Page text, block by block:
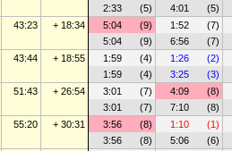
2:33 (5) 4:01 (5)
43:23 + 18:34 5:04 (9) 1:52 (7)
5:04 (9) 6:56 (7)
43:44 + 18:55 1:59 (4) 1:26 (2)
1:59 (4) 3:25 (3)
51:43 + 26:54 3:01 (7) 4:09 (8)
3:01 (7) 7:10 (8)
55:20 + 30:31 3:56 (8) 1:10 (1)
3:56 (8) 5:06 (6)